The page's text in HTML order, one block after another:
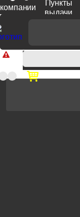
компании
Пункты
выдачи
Доп. скидка от
продукции Venezia,
оплате по счету.